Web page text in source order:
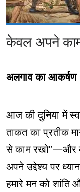
केवल अपने
अलगाव का आकर्षण
आज की दुनिया में
ताकत का प्रतीक
से काम रखो”—और
अपने उद्देश्य पर
हमारे मन को शांति